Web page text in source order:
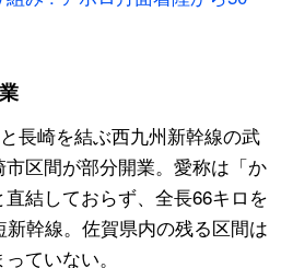
崎を結ぶ西九州新幹線の武
区間が部分開業。愛称は「か
結しておらず、全長66キロを
幹線。佐賀県内の残る区間は
ていない。